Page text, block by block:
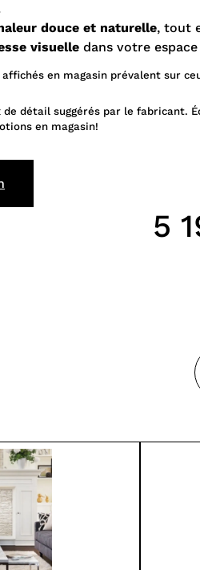
5
douce et naturelle, tout
visuelle dans votre
en magasin prévalent sur
détail suggérés par le fabricant.
en magasin!